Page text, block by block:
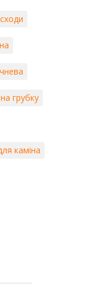
грубку
каміна